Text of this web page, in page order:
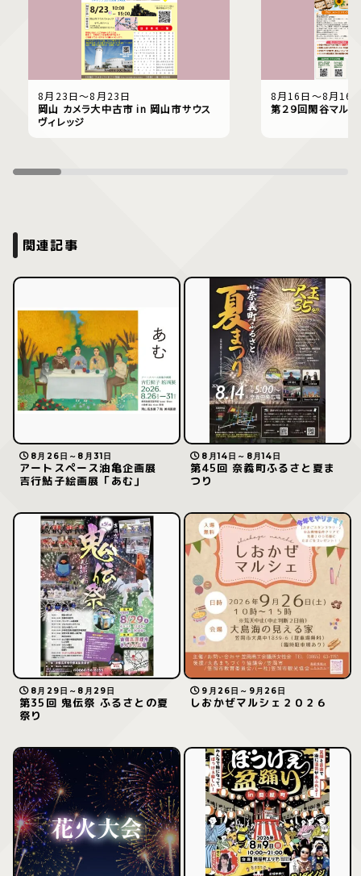
8月23日〜8月23日
岡山 カメラ大中古市 in 岡山市サウス
ヴィレッジ
8月16日〜8月16
第２９回閑谷マルシ
関連記事
8月26日～8月31日
アートスペース油亀企画展
吉行鮎子絵画展「あむ」
8月14日～8月14日
第45回 奈義町ふるさと夏ま
つり
8月29日～8月29日
第35回 鬼伝祭 ふるさとの夏
祭り
9月26日～9月26日
しおかぜマルシェ２０２６